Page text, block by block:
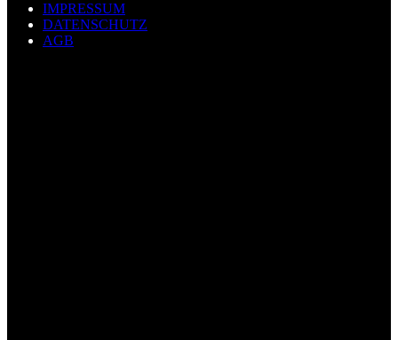
IMPRESSUM
DATENSCHUTZ
AGB